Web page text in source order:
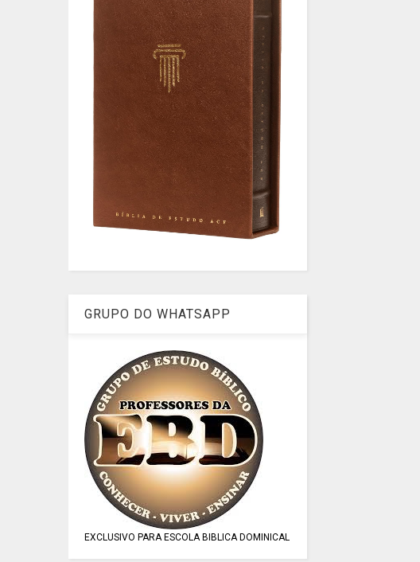
GRUPO DO WHATSAPP
EXCLUSIVO PARA ESCOLA BIBLICA DOMINICAL